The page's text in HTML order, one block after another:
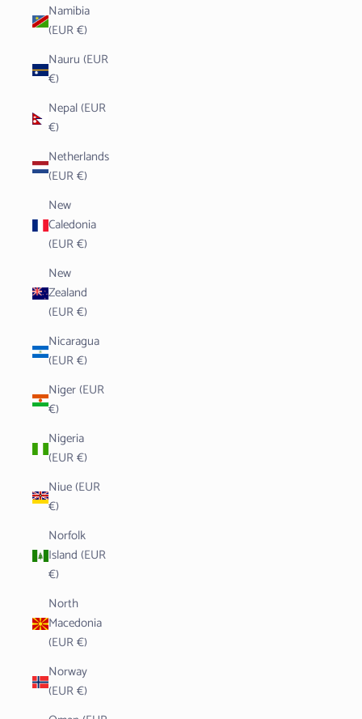
Namibia
(EUR €)
Nauru (EUR
€)
Nepal (EUR
€)
Netherlands
(EUR €)
New
Caledonia
(EUR €)
New
Zealand
(EUR €)
Nicaragua
(EUR €)
Niger (EUR
€)
Nigeria
(EUR €)
Niue (EUR
€)
Norfolk
Island (EUR
€)
North
Macedonia
(EUR €)
Norway
(EUR €)